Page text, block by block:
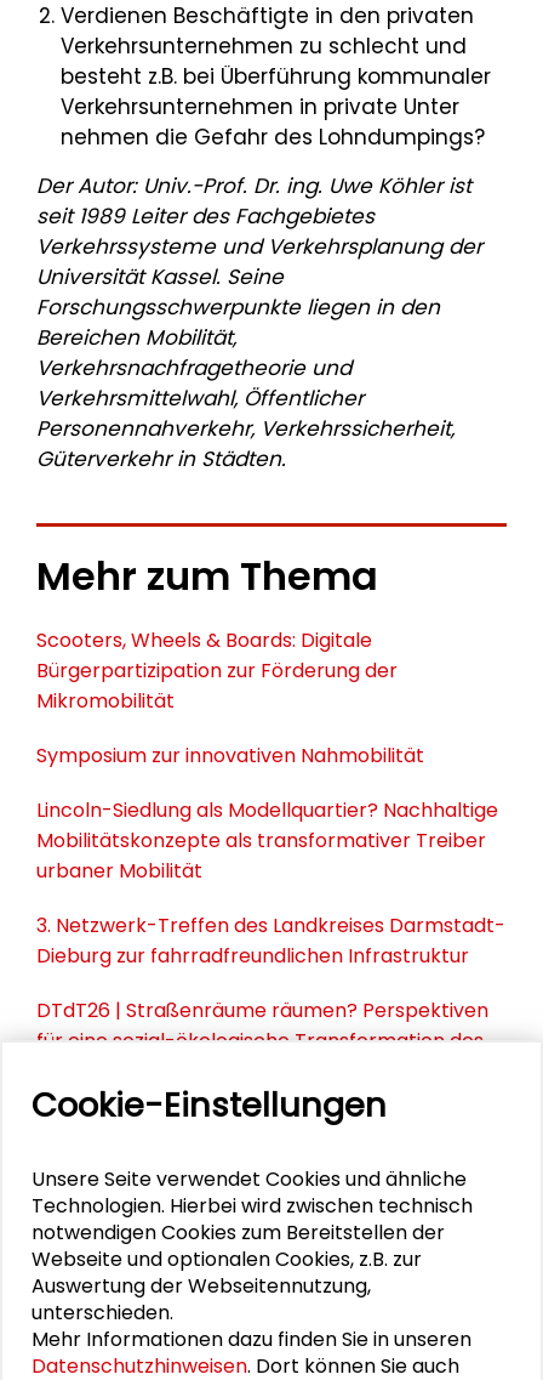
Verdienen Beschäftigte in den privaten
Verkehrsunternehmen zu schlecht und
besteht z.B. bei Überführung kommunaler
Verkehrsunternehmen in private Unter
nehmen die Gefahr des Lohndumpings?
Der Autor: Univ.-Prof. Dr. ing. Uwe Köhler ist
seit 1989 Leiter des Fachgebietes
Verkehrssysteme und Verkehrsplanung der
Universität Kassel. Seine
Forschungsschwerpunkte liegen in den
Bereichen Mobilität,
Verkehrsnachfragetheorie und
Verkehrsmittelwahl, Öffentlicher
Personennahverkehr, Verkehrssicherheit,
Güterverkehr in Städten.
Mehr zum Thema
Scooters, Wheels & Boards: Digitale
Bürgerpartizipation zur Förderung der
Mikromobilität
Symposium zur innovativen Nahmobilität
Lincoln-Siedlung als Modellquartier? Nachhaltige
Mobilitätskonzepte als transformativer Treiber
urbaner Mobilität
3. Netzwerk-Treffen des Landkreises Darmstadt-
Dieburg zur fahrradfreundlichen Infrastruktur
DTdT26 | Straßenräume räumen? Perspektiven
für eine sozial-ökologische Transformation des
PUBLIKATIONEN
Öffentliche Daseinsvorsorge – Problem
oder Lösung? Argumente und Materialien
zur Debatte
Cookie-Einstellungen
Unsere Seite verwendet Cookies und ähnliche
Technologien. Hierbei wird zwischen technisch
notwendigen Cookies zum Bereitstellen der
Webseite und optionalen Cookies, z.B. zur
Auswertung der Webseitennutzung,
unterschieden.
Mehr Informationen dazu finden Sie in unseren
Datenschutzhinweisen. Dort können Sie auch